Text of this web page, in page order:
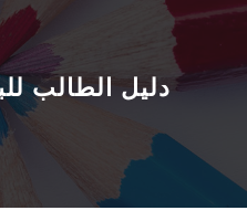
دليل الطالب